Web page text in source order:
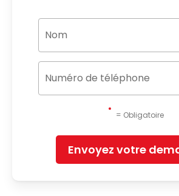
= Obligatoire
Envoyez votre